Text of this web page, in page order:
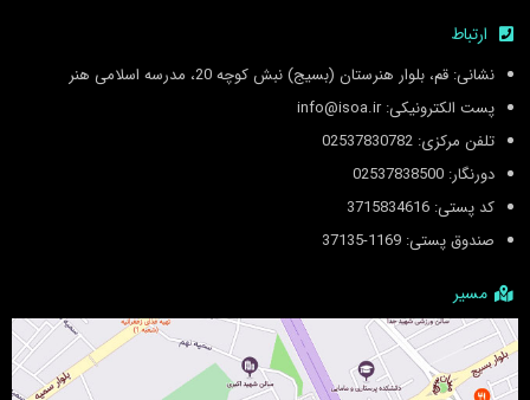
ارتباط
نشانی: قم، بلوار هنرستان (بسیج) نبش کوچه 20، مدرسه اسلامی هنر
پست الکترونیکی: info@isoa.ir
تلفن مرکزی: 02537830782
دورنگار: 02537838500
کد پستی: 3715834616
صندوق پستی: 1169-37135
مسیر